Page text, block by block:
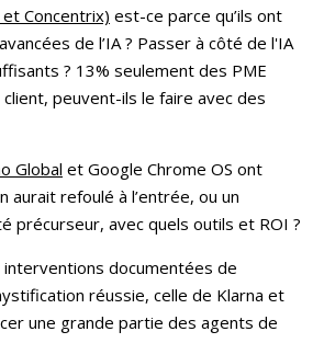
Concentrix) est-ce parce qu’ils ont
de l’IA ? Passer à côté de l'IA
? 13% seulement des PME
peuvent-ils le faire avec des
Global et Google Chrome OS ont
aurait refoulé à l’entrée, ou un
précurseur, avec quels outils et ROI ?
documentées de
réussie, celle de Klarna et
une grande partie des agents de